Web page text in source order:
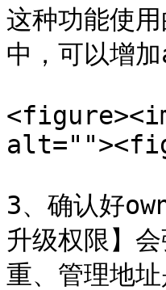
这种功能使
中，可以增
3、确认好
升级权限】
重、管理地